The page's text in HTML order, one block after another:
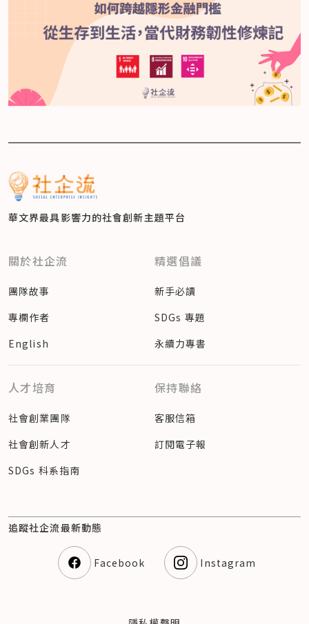
華文界最具影響力的社會創新主題平台
關於社企流
團隊故事
專欄作者
English
精選倡議
新手必讀
SDGs 專題
永續力專書
人才培育
社會創業團隊
社會創新人才
SDGs 科系指南
保持聯絡
客服信箱
訂閱電子報
追蹤社企流最新動態
Facebook Instagram